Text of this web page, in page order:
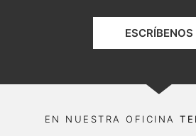
ESCRÍBENOS
EN NUESTRA OFICINA